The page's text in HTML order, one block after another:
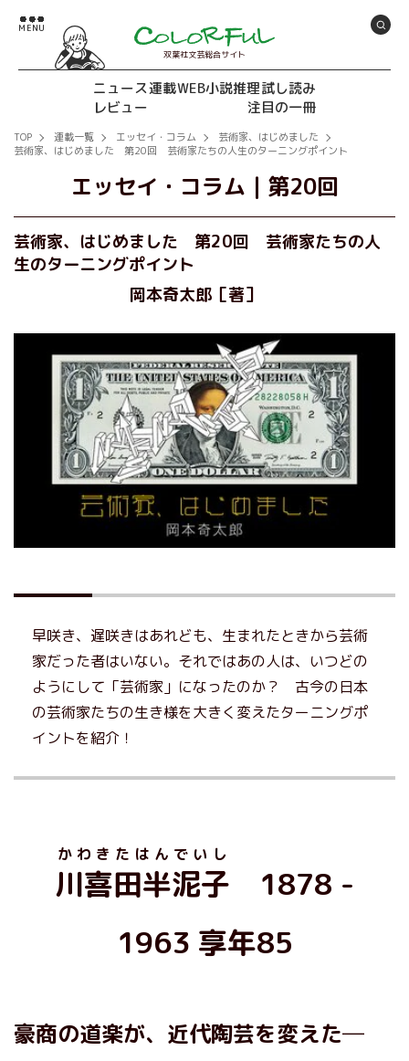
双葉社文芸総合サイト
ニュース連載WEB小説推理試し読み
レビュー
注目の一冊
TOP 連載一覧 エッセイ・コラム
芸術家、はじめました
芸術家、はじめました 第20回 芸術家たちの人生のターニングポイント
エッセイ・コラム ｜ 第20回
芸術家、はじめました 第20回 芸術家たちの人
生のターニングポイント
岡本奇太郎［著］
早咲き、遅咲きはあれども、生まれたときから芸術
家だった者はいない。それではあの人は、いつどの
ようにして「芸術家」になったのか？ 古今の日本
の芸術家たちの生き様を大きく変えたターニングポ
イントを紹介！
川喜田半泥子
かわきたはんでいし
1878 -
1963 享年85
豪商の道楽が、近代陶芸を変えた─